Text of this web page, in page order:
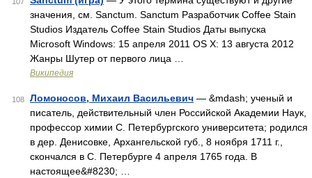
значения, см. Sanctum. Sanctum Разработчик Coffee Stain
Studios Издатель Coffee Stain Studios Даты выпуска
Microsoft Windows: 15 апреля 2011 OS X: 13 августа 2012
Жанры Шутер от первого лица …
Википедия
108 Ломоносов, Михаил Васильевич — &mdash; ученый и
писатель, действительный член Российской Академии Наук,
профессор химии С. Петербургского университета; родился
в дер. Денисовке, Архангельской губ., 8 ноября 1711 г.,
скончался в С. Петербурге 4 апреля 1765 года. В
настоящее&#8230; …